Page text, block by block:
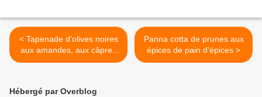
< Tapenade d'olives noires
aux amandes, aux câpres
et aux anchois
Panna cotta de prunes aux
épices de pain d'épices >
Hébergé par Overblog